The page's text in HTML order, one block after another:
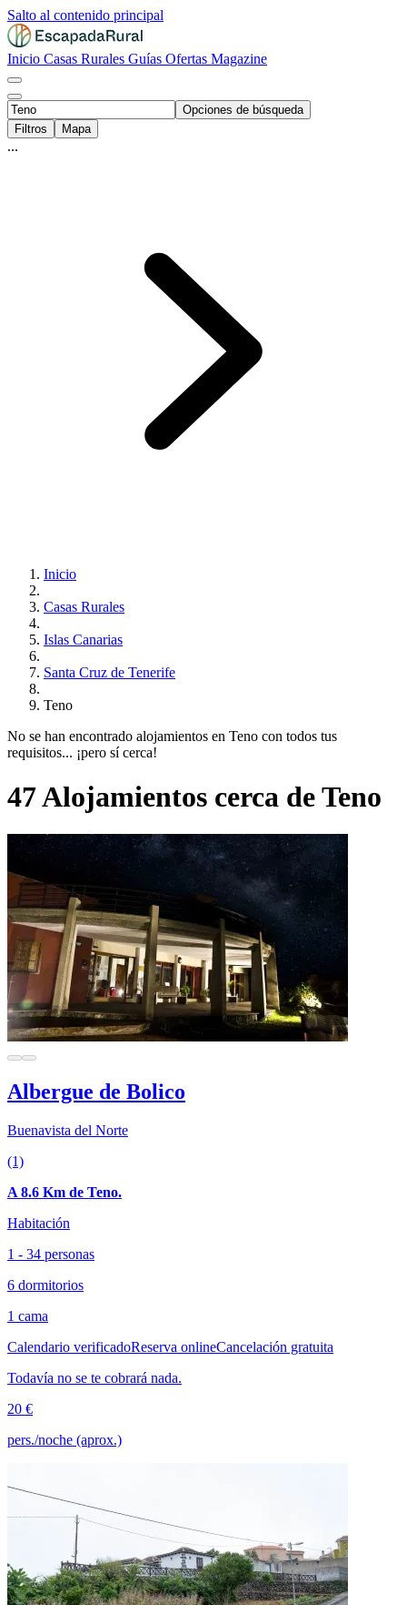
Salto al contenido principal
Inicio Casas Rurales Guías Ofertas Magazine
Opciones de búsqueda
Filtros
Mapa
...
Inicio
Casas Rurales
Islas Canarias
Santa Cruz de Tenerife
Teno
No se han encontrado alojamientos en Teno con todos tus
requisitos... ¡pero sí cerca!
47 Alojamientos cerca de Teno
Albergue de Bolico
Buenavista del Norte
(1)
A 8.6 Km de Teno.
Habitación
1 - 34 personas
6 dormitorios
1 cama
Calendario verificadoReserva onlineCancelación gratuita
Todavía no se te cobrará nada.
20 €
pers./noche (aprox.)